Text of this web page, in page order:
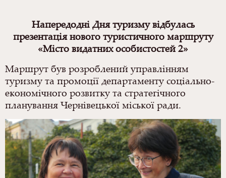
Напередодні Дня туризму відбулась
презентація нового туристичного маршруту
«Місто видатних особистостей 2»
Маршрут був розроблений управлінням
туризму та промоції департаменту соціально-
економічного розвитку та стратегічного
планування Чернівецької міської ради.